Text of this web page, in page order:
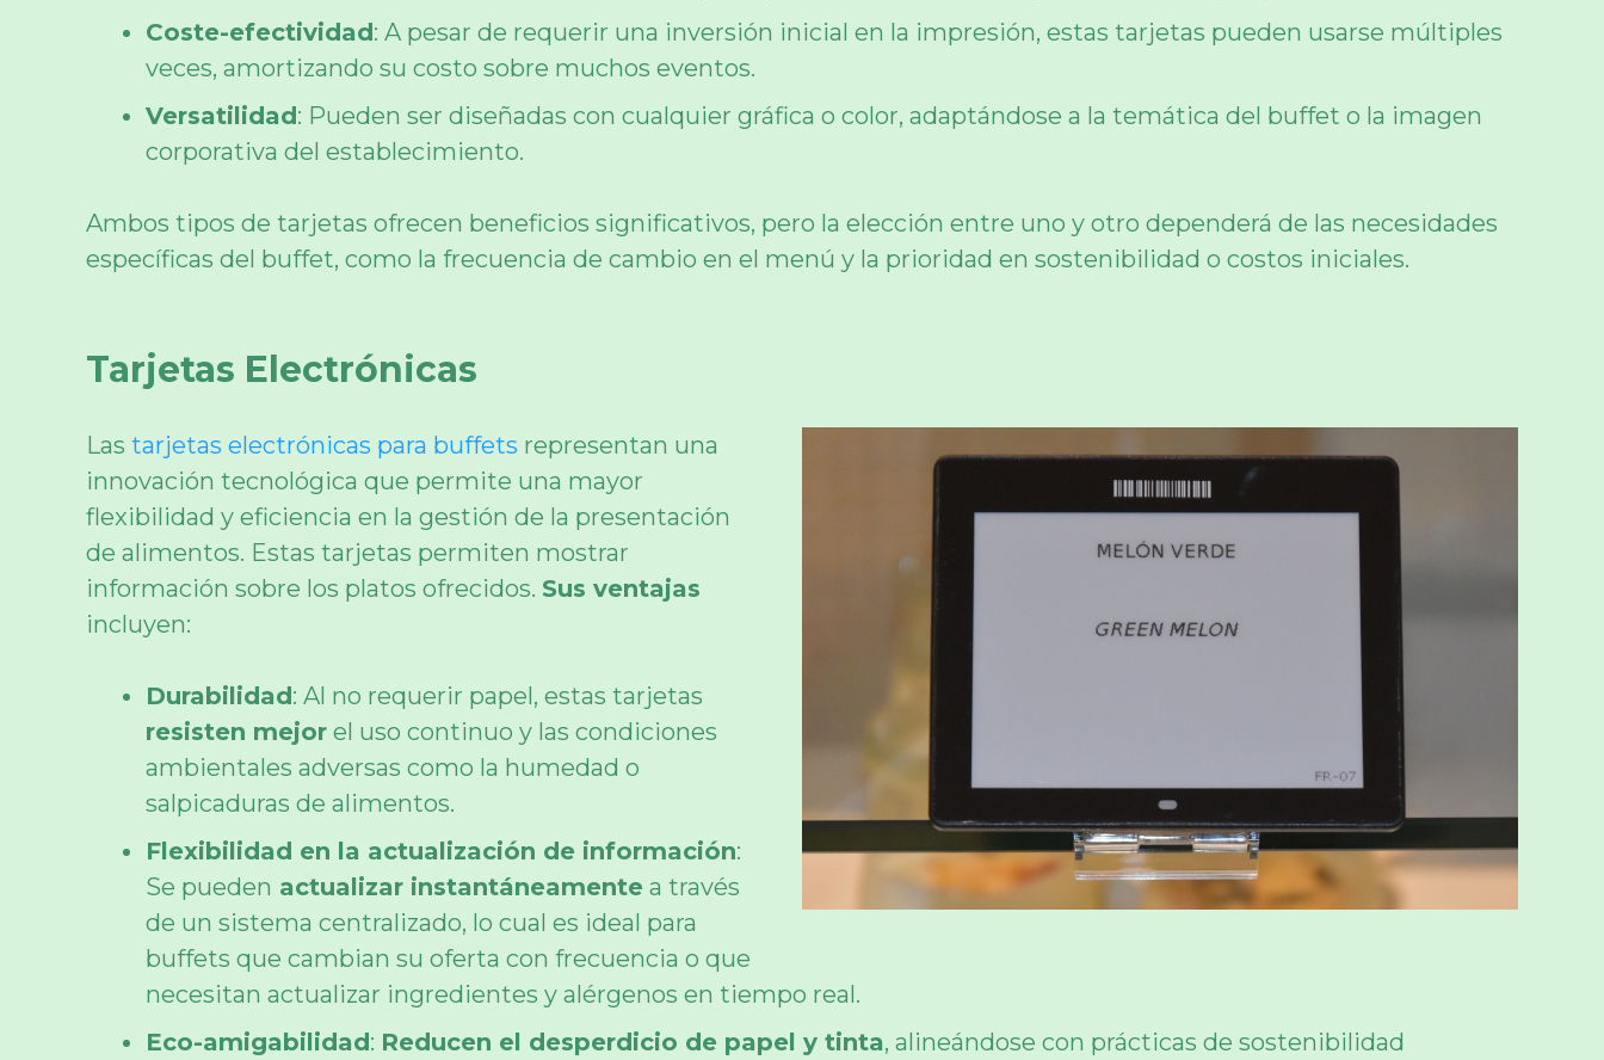
Coste-efectividad: A pesar de requerir una inversión inicial en la impresión, estas tarjetas pueden usarse múltiples
veces, amortizando su costo sobre muchos eventos.
Versatilidad: Pueden ser diseñadas con cualquier gráfica o color, adaptándose a la temática del buffet o la imagen
corporativa del establecimiento.
Ambos tipos de tarjetas ofrecen beneficios significativos, pero la elección entre uno y otro dependerá de las necesidades
específicas del buffet, como la frecuencia de cambio en el menú y la prioridad en sostenibilidad o costos iniciales.
Tarjetas Electrónicas
Las tarjetas electrónicas para buffets representan una
innovación tecnológica que permite una mayor
flexibilidad y eficiencia en la gestión de la presentación
de alimentos. Estas tarjetas permiten mostrar
información sobre los platos ofrecidos. Sus ventajas
incluyen:
Durabilidad: Al no requerir papel, estas tarjetas
resisten mejor el uso continuo y las condiciones
ambientales adversas como la humedad o
salpicaduras de alimentos.
Flexibilidad en la actualización de información:
Se pueden actualizar instantáneamente a través
de un sistema centralizado, lo cual es ideal para
buffets que cambian su oferta con frecuencia o que
necesitan actualizar ingredientes y alérgenos en tiempo real.
Eco-amigabilidad: Reducen el desperdicio de papel y tinta, alineándose con prácticas de sostenibilidad